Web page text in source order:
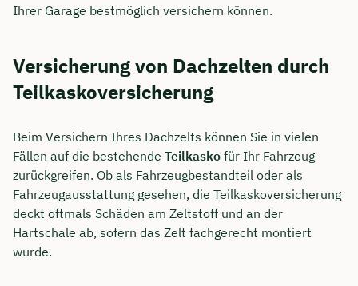
Ihrer Garage bestmöglich versichern können.
Versicherung von Dachzelten durch
Teilkaskoversicherung
Beim Versichern Ihres Dachzelts können Sie in vielen
Fällen auf die bestehende Teilkasko für Ihr Fahrzeug
zurückgreifen. Ob als Fahrzeugbestandteil oder als
Fahrzeugausstattung gesehen, die Teilkaskoversicherung
deckt oftmals Schäden am Zeltstoff und an der
Hartschale ab, sofern das Zelt fachgerecht montiert
wurde.